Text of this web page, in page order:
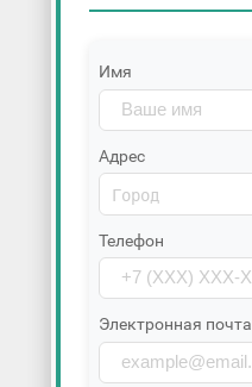
Имя
Адрес
Телефон
Электронная почта